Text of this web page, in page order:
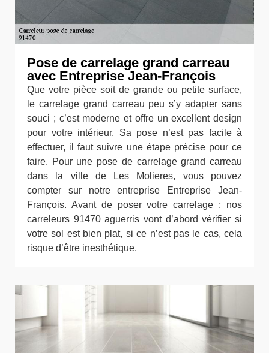
Pose de carrelage grand carreau
avec Entreprise Jean-François
Que votre pièce soit de grande ou petite surface,
le carrelage grand carreau peu s’y adapter sans
souci ; c’est moderne et offre un excellent design
pour votre intérieur. Sa pose n’est pas facile à
effectuer, il faut suivre une étape précise pour ce
faire. Pour une pose de carrelage grand carreau
dans la ville de Les Molieres, vous pouvez
compter sur notre entreprise Entreprise Jean-
François. Avant de poser votre carrelage ; nos
carreleurs 91470 aguerris vont d’abord vérifier si
votre sol est bien plat, si ce n’est pas le cas, cela
risque d’être inesthétique.